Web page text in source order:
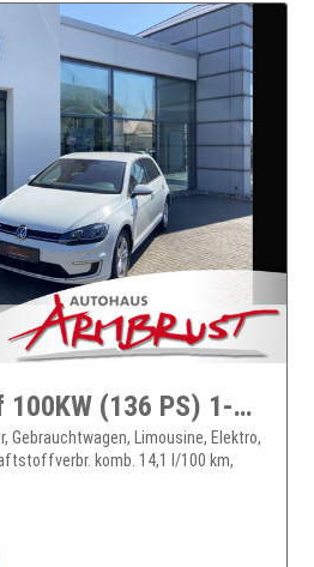
VW Golf e-Golf 100KW (136 PS) 1-Gang-Automatik Bluetooth Navi LED Klima Einparkhilfe
Gebrauchtwagen, Limousine, Elektro,
komb. 14,1 l/100 km,